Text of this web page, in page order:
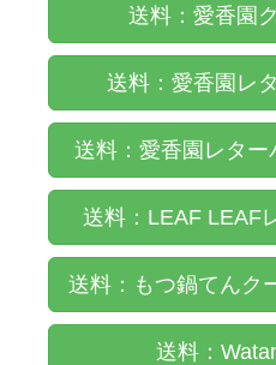
送料：愛香園
送料：愛香園レ
送料：愛香園レター
送料：LEAF LEAF
送料：もつ鍋てんク
送料：